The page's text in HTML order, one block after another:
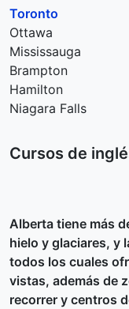
Toronto
Ottawa
Mississauga
Brampton
Hamilton
Niagara Falls
Cursos de
Alberta tiene más
hielo y glaciares, y
todos los cuales
vistas, además de
recorrer y centros